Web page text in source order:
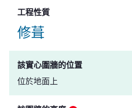
工程性質
修葺
該實心圍牆的位置
位於地面上